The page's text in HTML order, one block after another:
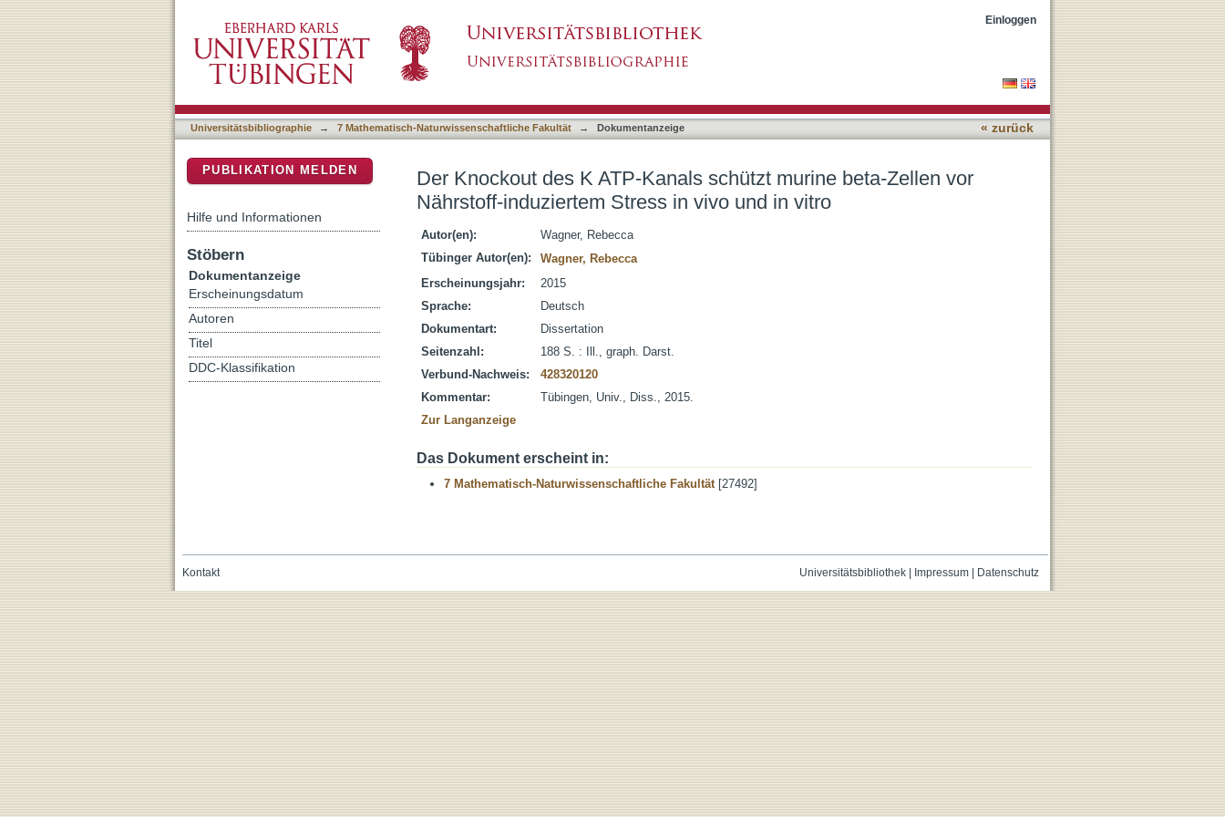
Der Knockout des K ATP-Kanals schützt murine beta-Zellen vor Nährstoff-induziertem Stress in
vivo und in vitro
Einloggen
Universitätsbibliographie → 7 Mathematisch-Naturwissenschaftliche Fakultät → Dokumentanzeige « zurück
Der Knockout des K ATP-Kanals schützt murine beta-Zellen vor
Nährstoff-induziertem Stress in vivo und in vitro
Autor(en):
Wagner, Rebecca
Tübinger Autor(en):
Wagner, Rebecca
Erscheinungsjahr:
2015
Sprache:
Deutsch
Dokumentart:
Dissertation
Seitenzahl:
188 S. : Ill., graph. Darst.
Verbund-Nachweis:
428320120
Kommentar:
Tübingen, Univ., Diss., 2015.
Zur Langanzeige
Das Dokument erscheint in:
7 Mathematisch-Naturwissenschaftliche Fakultät[27492]
PUBLIKATION MELDEN
Hilfe und Informationen
Stöbern
Dokumentanzeige
Erscheinungsdatum
Autoren
Titel
DDC-Klassifikation
Universitätsbibliothek| Impressum| Datenschutz
Kontakt